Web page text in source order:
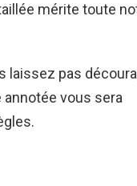
mérite toute
laissez pas
vous sera